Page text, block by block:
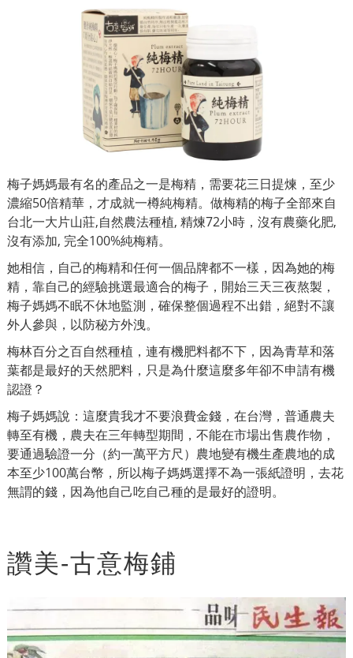
梅子媽媽最有名的產品之一是梅精，需要花三日提煉，至少
濃縮50倍精華，才成就一樽純梅精。做梅精的梅子全部來自
台北一大片山莊,自然農法種植, 精煉72小時，沒有農藥化肥,
沒有添加, 完全100%純梅精。
她相信，自己的梅精和任何一個品牌都不一樣，因為她的梅
精，靠自己的經驗挑選最適合的梅子，開始三天三夜熬製，
梅子媽媽不眠不休地監測，確保整個過程不出錯，絕對不讓
外人參與，以防秘方外洩。
梅林百分之百自然種植，連有機肥料都不下，因為青草和落
葉都是最好的天然肥料，只是為什麼這麼多年卻不申請有機
認證？
梅子媽媽說：這麼貴我才不要浪費金錢，在台灣，普通農夫
轉至有機，農夫在三年轉型期間，不能在市場出售農作物，
要通過驗證一分（約一萬平方尺）農地變有機生產農地的成
本至少100萬台幣，所以梅子媽媽選擇不為一張紙證明，去花
無謂的錢，因為他自己吃自己種的是最好的證明。
讚美-古意梅鋪